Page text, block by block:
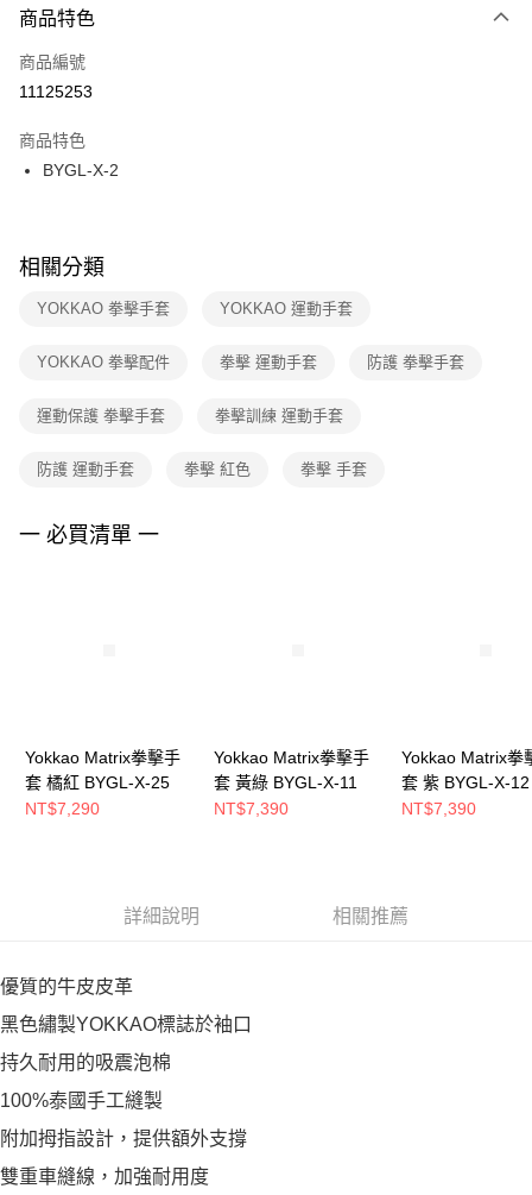
３．安心：先確認商品／服務後，再付款。
【「AFTEE先享後付」結帳流程】
１．於結帳方式選擇「AFTEE先享後付」後，將跳轉至「AFTEE先享後付」
２．訂單成立數日內，您將收到繳費通知簡訊。
３．收到繳費通知簡訊後14天內，點擊此簡訊中的連結，可透過四大超商／
ATM／網路銀行／等多元方式進行付款，方視為交易完成。
※ 交易是否成功請以「AFTEE先享後付 」之結帳頁面顯示為準，若有關於
是否繳費成功／繳費後需取消欲退款等相關疑問，請聯繫「AFTEE先享後付
客戶支援中心」https://netprotections.freshdesk.com/support/home
１．透過由恩沛科技股份有限公司提供之「AFTEE先享後付」服務完成之交
權轉讓予恩沛科技股份有限公司。
３．未成年的使用者請事先徵得法定代理人或監護人之同意方可使用
４．使用「AFTEE先享後付」時，將依據個別帳號之用戶狀況，依本公司即
每筆NT$100，滿NT$1,500(含以上)免運費
宅配
每筆NT$100，滿NT$1,500(含以上)免運費
付款後門市自取
每筆NT$100，滿NT$1,500(含以上)免運費
商品特色
商品編號
11125253
商品特色
BYGL-X-2
相關分類
YOKKAO 拳擊手套 YOKKAO 運動手套
YOKKAO 拳擊配件 拳擊 運動手套 防護 拳擊手套
運動保護 拳擊手套 拳擊訓練 運動手套
防護 運動手套 拳擊 紅色 拳擊 手套
一 必買清單 一
Yokkao Matrix拳擊手
套 橘紅 BYGL-X-25
NT$7,290
Yokkao Matrix拳擊手
套 黃綠 BYGL-X-11
NT$7,390
Yokkao Matrix拳
套 紫 BYGL-X-12
NT$7,390
詳細說明 相關推薦
優質的牛皮皮革
黑色繡製YOKKAO標誌於袖口
持久耐用的吸震泡棉
100%泰國手工縫製
附加拇指設計，提供額外支撐
雙重車縫線，加強耐用度